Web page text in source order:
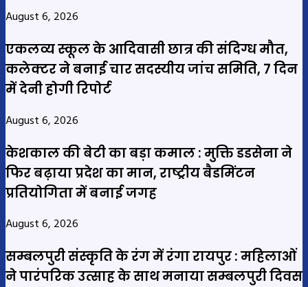
August 6, 2026
एकलव्य स्कूल के आदिवासी छात्र की संदिग्ध मौत,
कलेक्टर ने बनाई चार सदस्यीय जांच समिति, 7 दिन
में देनी होगी रिपोर्ट
August 6, 2026
केशकाल की बेटी का बड़ा कमाल : मुक्ति डडसेना ने
फिर बढ़ाया प्रदेश का मान, राष्ट्रीय बैडमिंटन
प्रतियोगिता में बनाई जगह
August 6, 2026
सम्बलपुरी संस्कृति के रंग में रंगा रायपुर : महिलाओं
ने पारंपरिक उत्साह के साथ मनाया सम्बलपुरी दिवस